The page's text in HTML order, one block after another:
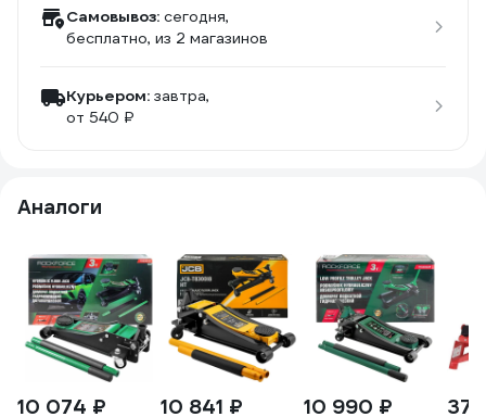
Самовывоз: сегодня,
бесплатно, из 2 магазинов
Курьером: завтра,
от 540 ₽
Аналоги
10 074 ₽ 10 841 ₽ 10 990 ₽ 37